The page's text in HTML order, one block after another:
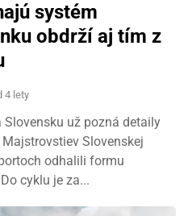
systém
obdrží aj tím z
4 lety
už pozná detaily
Slovenskej
odhalili formu
cyklu je za...